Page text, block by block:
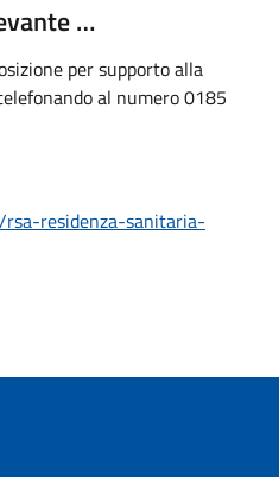
…
per supporto alla
al numero 0185
residenza-sanitaria-